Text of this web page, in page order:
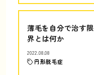
薄毛を自分で治す限
界とは何か
2022.08.08
円形脱毛症